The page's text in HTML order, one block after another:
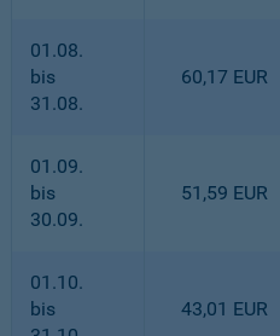
01.08.
bis
31.08.
60,17 EUR
01.09.
bis
30.09.
51,59 EUR
01.10.
bis
43,01 EUR